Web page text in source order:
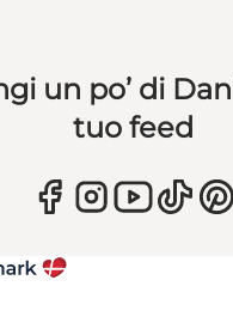
un po’ di
tuo feed